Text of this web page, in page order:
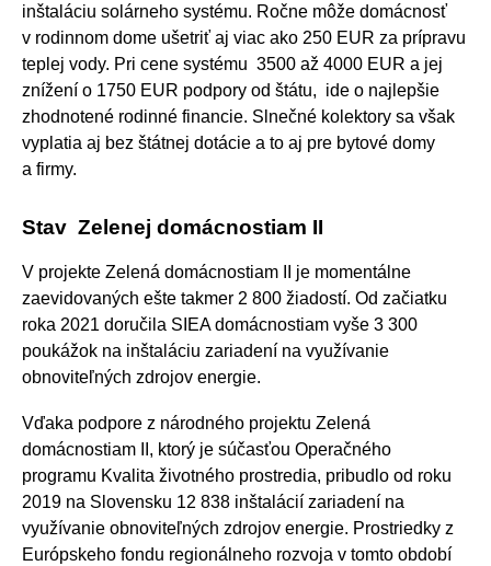
inštaláciu solárneho systému. Ročne môže domácnosť
v rodinnom dome ušetriť aj viac ako 250 EUR za prípravu
teplej vody. Pri cene systému 3500 až 4000 EUR a jej
znížení o 1750 EUR podpory od štátu, ide o najlepšie
zhodnotené rodinné financie. Slnečné kolektory sa však
vyplatia aj bez štátnej dotácie a to aj pre bytové domy
a firmy.
Stav Zelenej domácnostiam II
V projekte Zelená domácnostiam II je momentálne
zaevidovaných ešte takmer 2 800 žiadostí. Od začiatku
roka 2021 doručila SIEA domácnostiam vyše 3 300
poukážok na inštaláciu zariadení na využívanie
obnoviteľných zdrojov energie.
Vďaka podpore z národného projektu Zelená
domácnostiam II, ktorý je súčasťou Operačného
programu Kvalita životného prostredia, pribudlo od roku
2019 na Slovensku 12 838 inštalácií zariadení na
využívanie obnoviteľných zdrojov energie. Prostriedky z
Európskeho fondu regionálneho rozvoja v tomto období